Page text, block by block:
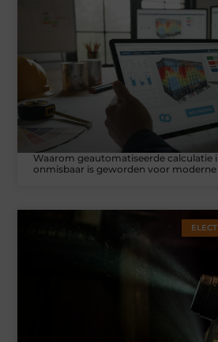
Waarom geautomatiseerde calculatie
onmisbaar is geworden voor